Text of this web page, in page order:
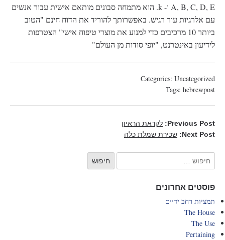
A, B, C, D, E ו- k. הוא מתמחה סבונים מותאם אישית עבור אנשים
עם אלרגיות עור רגיש. באפשרותך להוריד את הדוח חינם "הטוב
ביותר 10 מרכיבים כדי למנוע את מוצרי טיפוח אישי" הצטרפות
לידיעון באינטרנט, "יופי סודות מן העולם"
Categories: Uncategorized
Tags: hebrewpost
Previous Post:
לקראת הראיון
Next Post:
שכירת שמלת כלה
פוסטים אחרונים
תמציות רחב ידיים
The House
The Use
Pertaining